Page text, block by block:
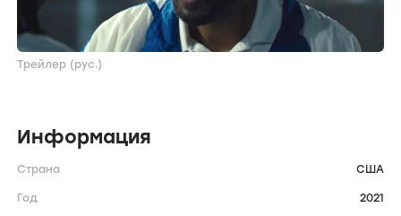
Трейлер (рус.)
Информация
Страна США
Год 2021